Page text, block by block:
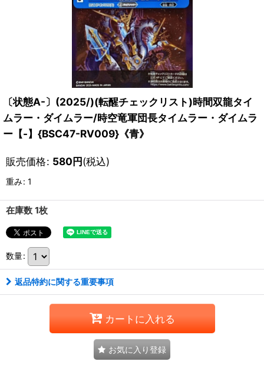
〔状態A-〕(2025/)(転醒チェックリスト)時間双龍タイ
ムラー・ダイムラー/時空竜軍団長タイムラー・ダイムラ
ー【-】{BSC47-RV009}《青》
販売価格: 580円(税込)
重み: 1
在庫数 1枚
数量:
返品特約に関する重要事項
カートに入れる
お気に入り登録